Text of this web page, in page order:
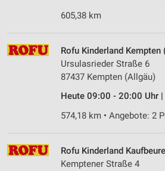
605,38 km
Rofu Kinderland Kempten
Ursulasrieder Straße 6
87437 Kempten (Allgäu)
Heute 09:00 - 20:00 Uhr |
574,18 km • Angebote: 2
Rofu Kinderland
Kemptener Straße 4